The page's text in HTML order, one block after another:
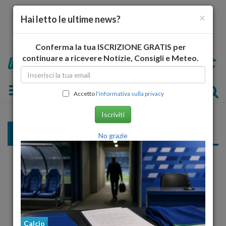
Toggle navigation
Altre Categorie Basket
×
Hai letto le ultime news?
Conferma la tua ISCRIZIONE GRATIS per
continuare a ricevere Notizie, Consigli e Meteo.
Accettol'informativa sulla privacy
Iscriviti
No grazie
Calcio